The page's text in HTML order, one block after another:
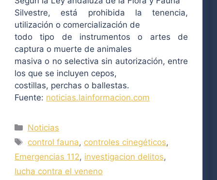
Silvestre, está prohibida la tenencia,
utilización o comercialización de
todo tipo de instrumentos o artes de
captura o muerte de animales
masiva o no selectiva sin autorización, entre
los que se incluyen cepos,
costillas, perchas o ballestas.
Fuente: noticias.lainformacion.com
Categorías
Noticias
Etiquetas
control fauna, controles cinegéticos,
Emergencias 112, investigacion delitos,
lucha contra el veneno